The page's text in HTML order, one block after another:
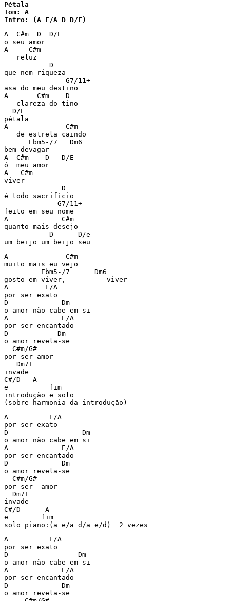
Pétala
Tom: A
Intro: (A E/A D D/E)
A  C#m  D  D/E
o seu amor
A     C#m
   reluz
           D
que nem riqueza
               G7/11+
asa do meu destino
A       C#m    D
   clareza do tino
  D/E
pétala
A              C#m
   de estrela caindo
      Ebm5-/7   Dm6
bem devagar
A  C#m    D   D/E
ó  meu amor
A   C#m
viver
              D
é todo sacrifício
             G7/11+
feito em seu nome
A             C#m
quanto mais desejo
           D      D/e
um beijo um beijo seu
A              C#m
muito mais eu vejo
         Ebm5-/7      Dm6
gosto em viver,          viver
A         E/A
por ser exato
D             Dm
o amor não cabe em si
A             E/A
por ser encantado
D            Dm
o amor revela-se
  C#m/G#
por ser amor
   Dm7+
invade
C#/D   A
e          fim
introdução e solo
(sobre harmonia da introdução)
A          E/A
por ser exato
D                  Dm
o amor não cabe em si
A             E/A
por ser encantado
D             Dm
o amor revela-se
  C#m/G#
por ser  amor
  Dm7+
invade
C#/D      A
e        fim
solo piano:(a e/a d/a e/d)  2 vezes
A          E/A
por ser exato
D                 Dm
o amor não cabe em si
A             E/A
por ser encantado
D             Dm
o amor revela-se